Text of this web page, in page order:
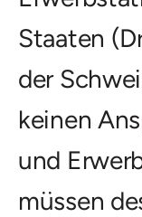
Staaten
der
keinen
und
müssen